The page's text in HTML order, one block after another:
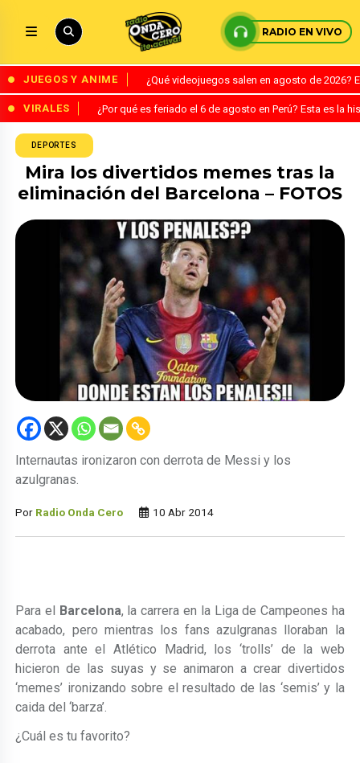
RADIO EN VIVO
JUEGOS Y ANIME ¿Qué videojuegos salen en agosto de
VIRALES ¿Por qué es feriado el 6 de agosto en Perú? Esta es la
DEPORTES
Mira los divertidos memes tras la
eliminación del Barcelona – FOTOS
Internautas ironizaron con derrota de Messi y los
azulgranas.
Por Radio Onda Cero 10 Abr 2014
Para el Barcelona, la carrera en la Liga de Campeones ha
acabado, pero mientras los fans azulgranas lloraban la
derrota ante el Atlético Madrid, los ‘trolls’ de la web
hicieron de las suyas y se animaron a crear divertidos
‘memes’ ironizando sobre el resultado de las ‘semis’ y la
caida del ‘barza’.
¿Cuál es tu favorito?